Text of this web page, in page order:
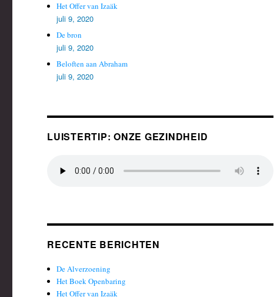
Het Offer van Izaäk
juli 9, 2020
De bron
juli 9, 2020
Beloften aan Abraham
juli 9, 2020
LUISTERTIP: ONZE GEZINDHEID
RECENTE BERICHTEN
De Alverzoening
Het Boek Openbaring
Het Offer van Izaäk